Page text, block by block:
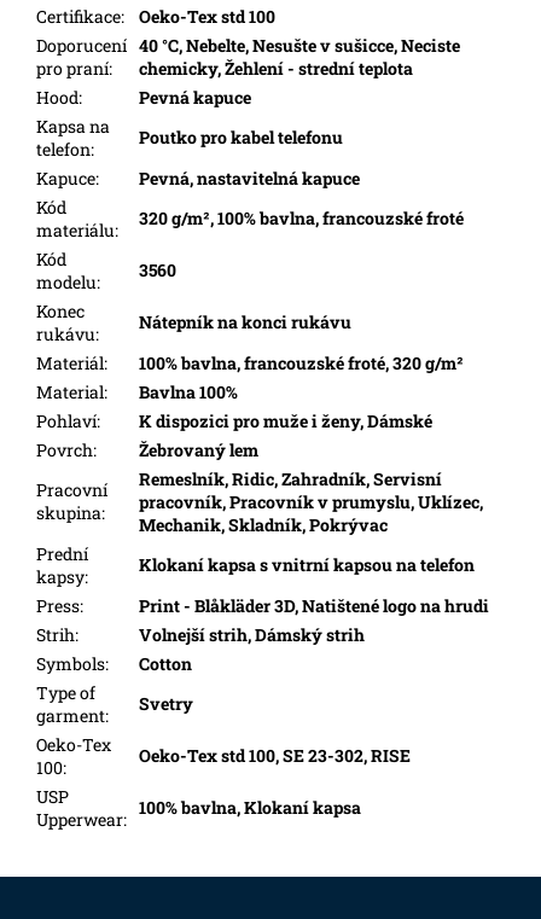
Certifikace:
Oeko-Tex std 100
Doporucení
pro praní:
40 °C, Nebelte, Nesušte v sušicce, Neciste
chemicky, Žehlení - strední teplota
Hood:
Pevná kapuce
Kapsa na
telefon:
Poutko pro kabel telefonu
Kapuce:
Pevná, nastavitelná kapuce
Kód
materiálu:
320 g/m², 100% bavlna, francouzské froté
Kód
modelu:
3560
Konec
rukávu:
Nátepník na konci rukávu
Materiál:
100% bavlna, francouzské froté, 320 g/m²
Material:
Bavlna 100%
Pohlaví:
K dispozici pro muže i ženy, Dámské
Povrch:
Žebrovaný lem
Pracovní
skupina:
Remeslník, Ridic, Zahradník, Servisní
pracovník, Pracovník v prumyslu, Uklízec,
Mechanik, Skladník, Pokrývac
Prední
kapsy:
Klokaní kapsa s vnitrní kapsou na telefon
Press:
Print - Blåkläder 3D, Natištené logo na hrudi
Strih:
Volnejší strih, Dámský strih
Symbols:
Cotton
Type of
garment:
Svetry
Oeko-Tex
100:
Oeko-Tex std 100, SE 23-302, RISE
USP
Upperwear:
100% bavlna, Klokaní kapsa